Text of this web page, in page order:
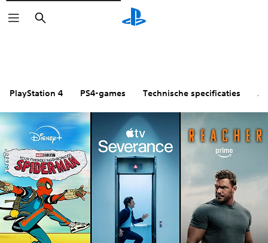
Zoeken
PlayStation 4 PS4-games Technische specificaties